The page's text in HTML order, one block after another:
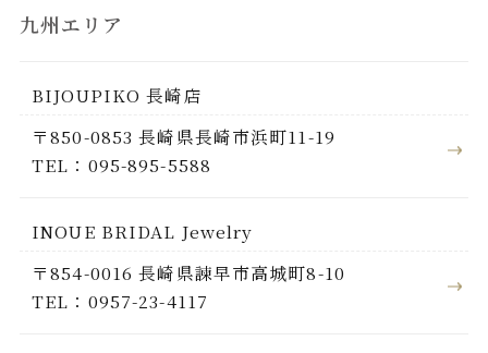
九州エリア
BIJOUPIKO 長崎店
〒850-0853 長崎県長崎市浜町11-19
TEL：095-895-5588
INOUE BRIDAL Jewelry
〒854-0016 長崎県諫早市高城町8-10
TEL：0957-23-4117